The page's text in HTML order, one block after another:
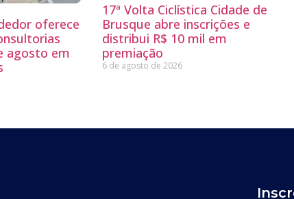
oferece
agosto em
17ª Volta Ciclística Cidade de
Brusque abre inscrições e
distribui R$ 10 mil em
premiação
6 de agosto de 2026